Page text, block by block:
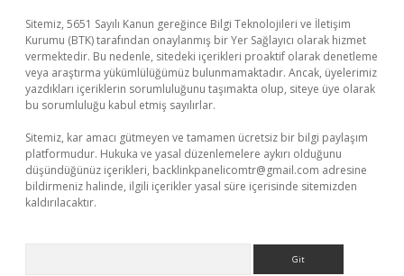
Sitemiz, 5651 Sayılı Kanun gereğince Bilgi Teknolojileri ve İletişim
Kurumu (BTK) tarafından onaylanmış bir Yer Sağlayıcı olarak hizmet
vermektedir. Bu nedenle, sitedeki içerikleri proaktif olarak denetleme
veya araştırma yükümlülüğümüz bulunmamaktadır. Ancak, üyelerimiz
yazdıkları içeriklerin sorumluluğunu taşımakta olup, siteye üye olarak
bu sorumluluğu kabul etmiş sayılırlar.
Sitemiz, kar amacı gütmeyen ve tamamen ücretsiz bir bilgi paylaşım
platformudur. Hukuka ve yasal düzenlemelere aykırı olduğunu
düşündüğünüz içerikleri, backlinkpanelicomtr@gmail.com adresine
bildirmeniz halinde, ilgili içerikler yasal süre içerisinde sitemizden
kaldırılacaktır.